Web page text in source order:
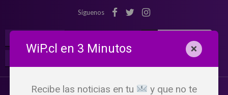
Síguenos
WiP.cl en 3 Minutos ×
Recibe las noticias en tu
y que no te